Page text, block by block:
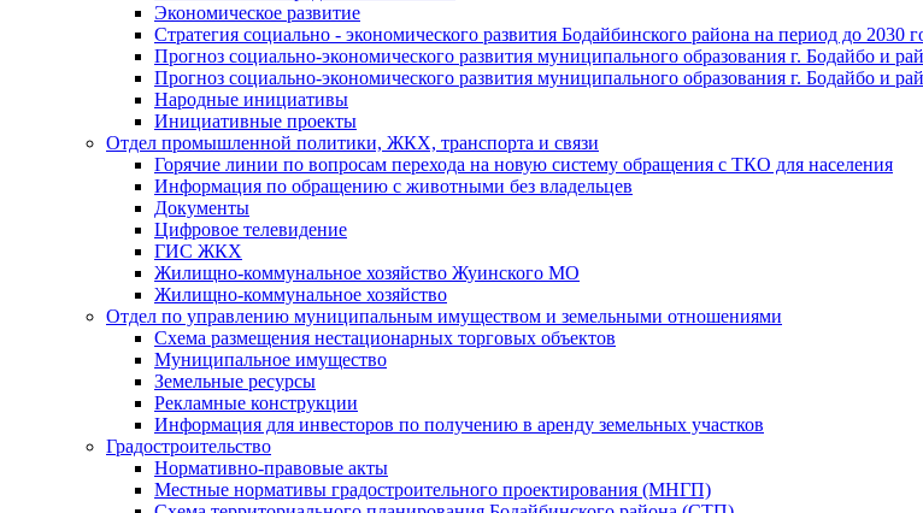
Экономическое развитие
Стратегия социально - экономического развития Бодайбинского района на период до 2030
Прогноз социально-экономического развития муниципального образования г. Бодайбо и
Прогноз социально-экономического развития муниципального образования г. Бодайбо и
Народные инициативы
Инициативные проекты
Отдел промышленной политики, ЖКХ, транспорта и связи
Горячие линии по вопросам перехода на новую систему обращения с ТКО для населения
Информация по обращению с животными без владельцев
Документы
Цифровое телевидение
ГИС ЖКХ
Жилищно-коммунальное хозяйство Жуинского МО
Жилищно-коммунальное хозяйство
Отдел по управлению муниципальным имуществом и земельными отношениями
Схема размещения нестационарных торговых объектов
Муниципальное имущество
Земельные ресурсы
Рекламные конструкции
Информация для инвесторов по получению в аренду земельных участков
Градостроительство
Нормативно-правовые акты
Местные нормативы градостроительного проектирования (МНГП)